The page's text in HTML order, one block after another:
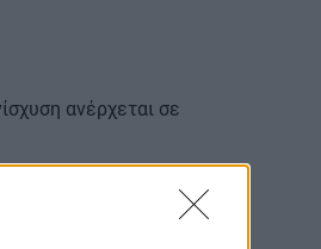
ανέρχεται σε